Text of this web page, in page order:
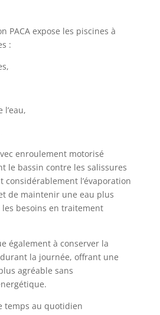
PACA expose les piscines à
:
enroulement motorisé
le bassin contre les salissures
l’évaporation
de maintenir une eau plus
besoins en traitement
également à conserver la
la journée, offrant une
agréable sans
temps au quotidien